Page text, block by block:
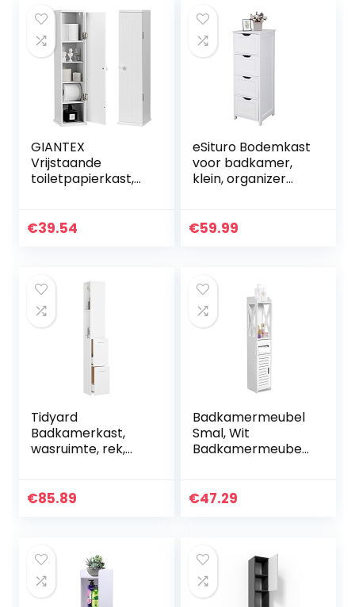
GIANTEX
Vrijstaande
toiletpapierkast,
met 5 vakken en 3
badkamerkast,
badkamerkast,
staande kast,
€39.54
eSituro Bodemkast
voor badkamer,
klein, organizer
28 x 29 x 82 cm
€59.99
Tidyard
Badkamerkast,
wasruimte, rek,
kast,
€85.89
Badkamermeubel
Smal, Wit
Badkamermeubel
Lade Staande
Slaapkamer, Gang
80×15.5x15cm
€47.29